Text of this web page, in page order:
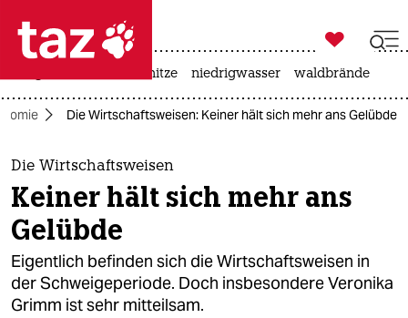
 taz zahl ich
taz zahl ich
themen
politik
öko
gesellschaft

taz zahl ich
hitze niedrigwasser waldbrände
Die Wirtschaftsweisen: Keiner hält sich mehr ans Gelübde
Die Wirtschaftsweisen
Keiner hält sich mehr ans
Gelübde
Eigentlich befinden sich die Wirtschaftsweisen in
der Schweige­periode. Doch insbesondere Veronika
Grimm ist sehr mitteilsam.